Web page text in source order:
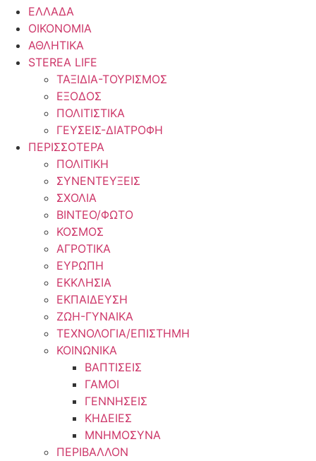
ΕΛΛΑΔΑ
ΟΙΚΟΝΟΜΙΑ
ΑΘΛΗΤΙΚΑ
STEREA LIFE
ΤΑΞΙΔΙΑ-ΤΟΥΡΙΣΜΟΣ
ΕΞΟΔΟΣ
ΠΟΛΙΤΙΣΤΙΚΑ
ΓΕΥΣΕΙΣ-ΔΙΑΤΡΟΦΗ
ΠΕΡΙΣΣΟΤΕΡΑ
ΠΟΛΙΤΙΚΗ
ΣΥΝΕΝΤΕΥΞΕΙΣ
ΣΧΟΛΙΑ
ΒΙΝΤΕΟ/ΦΩΤΟ
ΚΟΣΜΟΣ
ΑΓΡΟΤΙΚΑ
ΕΥΡΩΠΗ
ΕΚΚΛΗΣΙΑ
ΕΚΠΑΙΔΕΥΣΗ
ΖΩΗ-ΓΥΝΑΙΚΑ
ΤΕΧΝΟΛΟΓΙΑ/ΕΠΙΣΤΗΜΗ
ΚΟΙΝΩΝΙΚΑ
ΒΑΠΤΙΣΕΙΣ
ΓΑΜΟΙ
ΓΕΝΝΗΣΕΙΣ
ΚΗΔΕΙΕΣ
ΜΝΗΜΟΣΥΝΑ
ΠΕΡΙΒΑΛΛΟΝ